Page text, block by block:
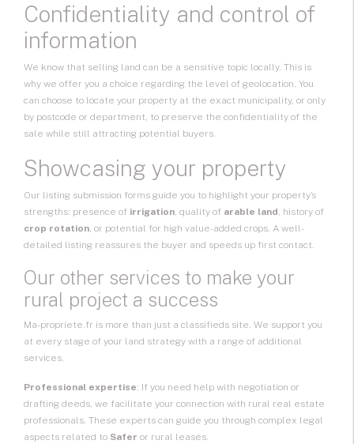
Confidentiality and control of
information
We know that selling land can be a sensitive topic locally. This is
why we offer you a choice regarding the level of geolocation. You
can choose to locate your property at the exact municipality, or only
by postcode or department, to preserve the confidentiality of the
sale while still attracting potential buyers.
Showcasing your property
Our listing submission forms guide you to highlight your property’s
strengths: presence of irrigation, quality of arable land, history of
crop rotation, or potential for high value-added crops. A well-
detailed listing reassures the buyer and speeds up first contact.
Our other services to make your
rural project a success
Ma-propriete.fr is more than just a classifieds site. We support you
at every stage of your land strategy with a range of additional
services.
Professional expertise: If you need help with negotiation or
drafting deeds, we facilitate your connection with rural real estate
professionals. These experts can guide you through complex legal
aspects related to Safer or rural leases.